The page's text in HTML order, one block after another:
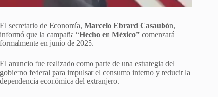
El secretario de Economía, Marcelo Ebrard Casaubón,
informó que la campaña “Hecho en México” comenzará
formalmente en junio de 2025.
El anuncio fue realizado como parte de una estrategia del
gobierno federal para impulsar el consumo interno y reducir la
dependencia económica del extranjero.